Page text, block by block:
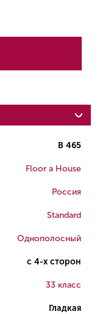
B 465
Floor a House
Россия
Standard
Однополосный
с 4-х сторон
33 класс
Гладкая